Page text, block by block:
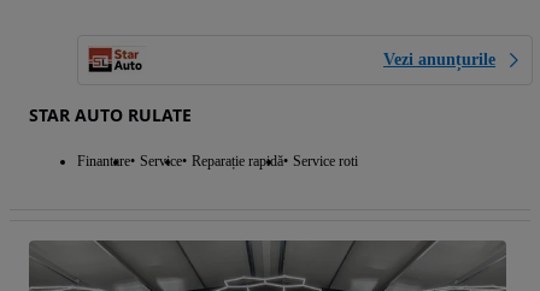
Vezi anunțurile
STAR AUTO RULATE
Finantare Service Reparație rapidă Service roti